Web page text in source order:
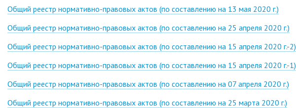
Общий реестр нормативно-правовых актов (по составлению на 13 мая 2020 г.)
Общий реестр нормативно-правовых актов (по составлению на 25 апреля 2020 г.)
Общий реестр нормативно-правовых актов (по составлению на 15 апреля 2020 г.-2)
Общий реестр нормативно-правовых актов (по составлению на 15 апреля 2020 г.-1)
Общий реестр нормативно-правовых актов (по составлению на 07 апреля 2020 г.)
Общий реестр нормативно-правовых актов (по составлению на 25 марта 2020 г.)